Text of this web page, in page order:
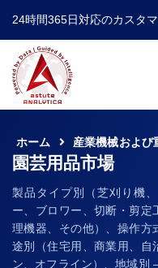
24時間365日対応のカスタ
ホーム 産業機械および
園芸用品市場
製品タイプ別（芝刈り機
ー、ブロワー、切断・剪定
理機器、その他）、操作方
途別（住宅用、商業用、自
ン、オフライン）、地域別